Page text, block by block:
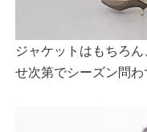
ジャケットはもちろ
せ次第でシーズン問わ